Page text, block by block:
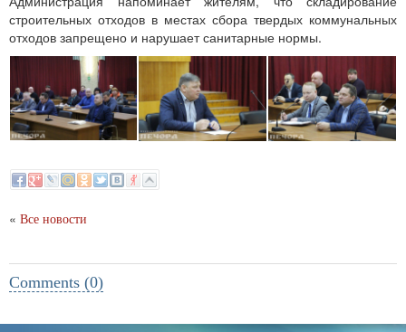
строительных отходов в местах сбора твердых коммунальных
отходов запрещено и нарушает санитарные нормы.
« Все новости
Comments (0)